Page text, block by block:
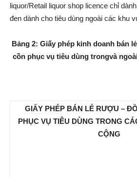
liquor/Retail liquor shop licence chỉ
đen dành cho tiêu dùng ngoài các khu
Bảng 2: Giấy phép kinh doanh bán
cồn phục vụ tiêu dùng trongvà
GIẤY PHÉP BÁN LẺ RƯỢU –
PHỤC VỤ TIÊU DÙNG TRONG
CỘNG